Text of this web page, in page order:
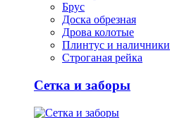
Брус
Доска обрезная
Дрова колотые
Плинтус и наличники
Строганая рейка
Сетка и заборы